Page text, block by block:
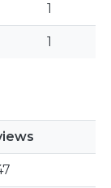
1
1